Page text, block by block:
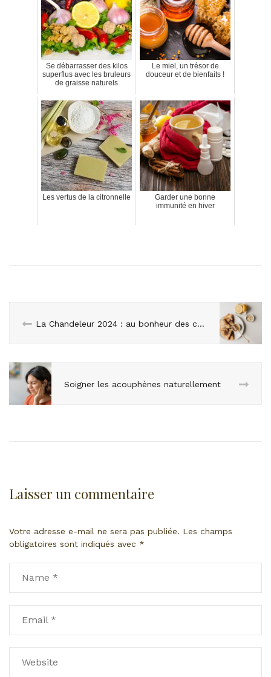
Se débarrasser des kilos
superflus avec les bruleurs
de graisse naturels
Le miel, un trésor de
douceur et de bienfaits !
Les vertus de la citronnelle
Garder une bonne
immunité en hiver
La Chandeleur 2024 : au bonheur des crêpes
Soigner les acouphènes naturellement
Laisser un commentaire
Votre adresse e-mail ne sera pas publiée. Les champs
obligatoires sont indiqués avec *